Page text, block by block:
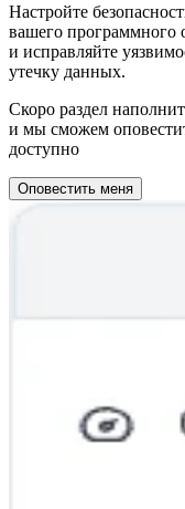
Настройте
вашего программного
и исправляйте
утечку данных.
Скоро раздел
и мы сможем
доступно
Оповестить меня